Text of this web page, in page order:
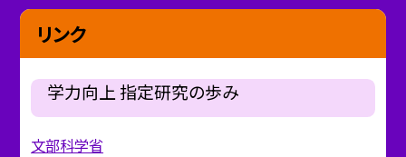
リンク
学力向上 指定研究の歩み
文部科学省